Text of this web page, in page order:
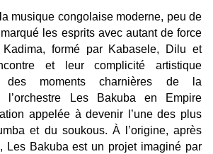
musique congolaise moderne, peu de
les esprits avec autant de force
formé par Kabasele,
Dilu et
et leur complicité artistique
des moments charnières de la
l’orchestre Les Bakuba en Empire
appelée à devenir l’une des plus
et du soukous. À l’origine, après
Les Bakuba est un projet imaginé par